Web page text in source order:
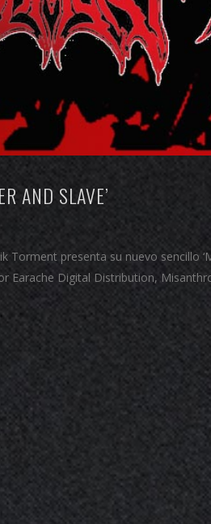
AND SLAVE’
presenta su nuevo sencillo
Earache Digital Distribution,